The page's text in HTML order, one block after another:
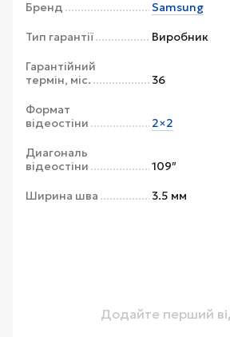
Бренд Samsung
Тип гарантії Виробник
Гарантійний
термін, міс.
36
Формат
відеостіни
2×2
Диагональ
відеостіни
109″
Ширина шва 3.5 мм
Додайте перший